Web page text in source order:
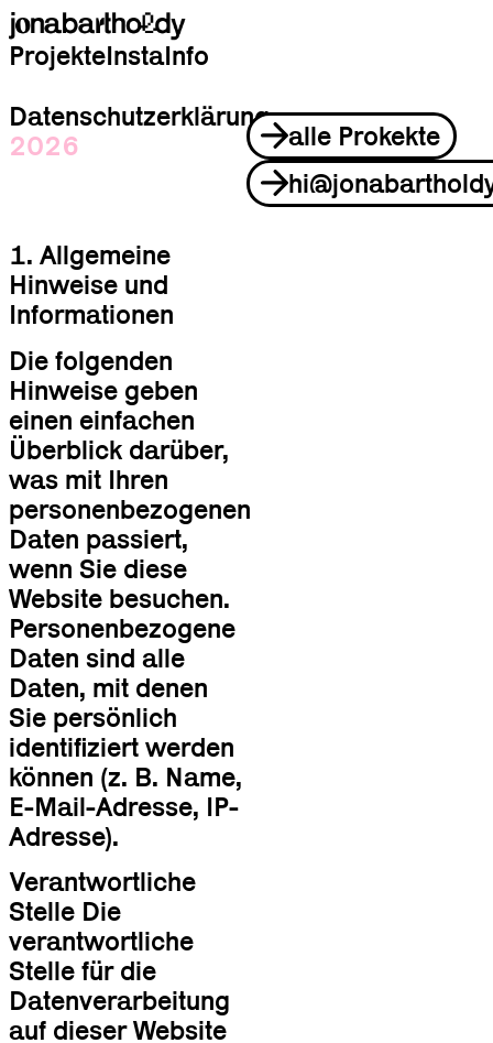
ProjekteInstaInfo
Datenschutzerklärung
2026
alle Prokekte
1. Allgemeine
Hinweise und
Informationen
Die folgenden
Hinweise geben
einen einfachen
Überblick darüber,
was mit Ihren
personenbezogenen
Daten passiert,
wenn Sie diese
Website besuchen.
Personenbezogene
Daten sind alle
Daten, mit denen
Sie persönlich
identifiziert werden
können (z. B. Name,
E-Mail-Adresse, IP-
Adresse).
Verantwortliche
Stelle Die
verantwortliche
Stelle für die
Datenverarbeitung
auf dieser Website